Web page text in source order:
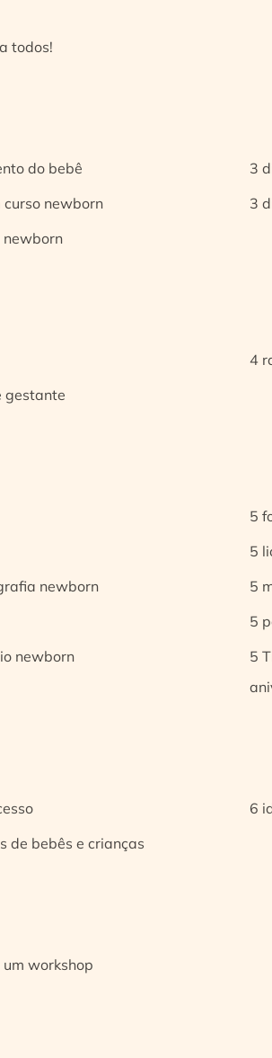
todos!
do bebê
3
curso newborn
3
newborn
4
gestante
5
5
newborn
5
5
newborn
5
6
de bebês e crianças
workshop